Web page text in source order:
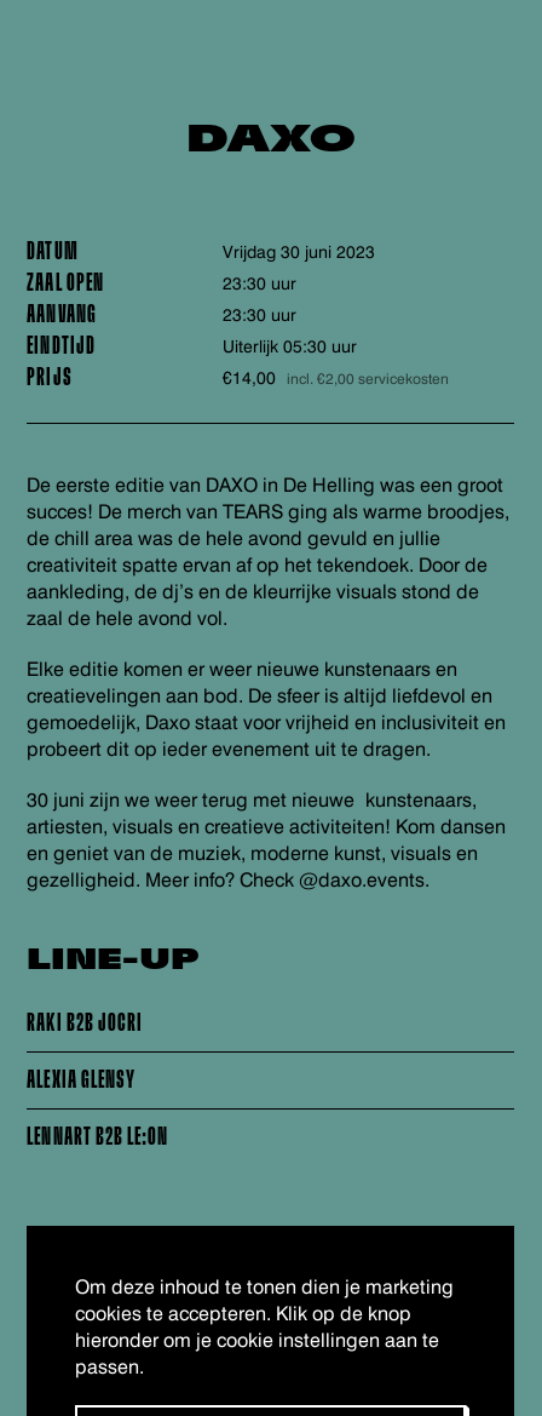
DAXO
DATUM vrijdag 30 juni 2023
ZAAL OPEN 23:30 uur
AANVANG 23:30 uur
EINDTIJD Uiterlijk 05:30 uur
PRIJS €14,00 incl. €2,00 servicekosten
De eerste editie van DAXO in De Helling was een groot
succes! De merch van TEARS ging als warme broodjes,
de chill area was de hele avond gevuld en jullie
creativiteit spatte ervan af op het tekendoek. Door de
aankleding, de dj’s en de kleurrijke visuals stond de
zaal de hele avond vol.
Elke editie komen er weer nieuwe kunstenaars en
creatievelingen aan bod. De sfeer is altijd liefdevol en
gemoedelijk, Daxo staat voor vrijheid en inclusiviteit en
probeert dit op ieder evenement uit te dragen.
30 juni zijn we weer terug met nieuwe kunstenaars,
artiesten, visuals en creatieve activiteiten! Kom dansen
en geniet van de muziek, moderne kunst, visuals en
gezelligheid. Meer info? Check @daxo.events.
LINE-UP
RAKI B2B JOCRI
ALEXIA GLENSY
LENNART B2B LE:ON
Om deze inhoud te tonen dien je marketing
cookies te accepteren. Klik op de knop
hieronder om je cookie instellingen aan te
passen.